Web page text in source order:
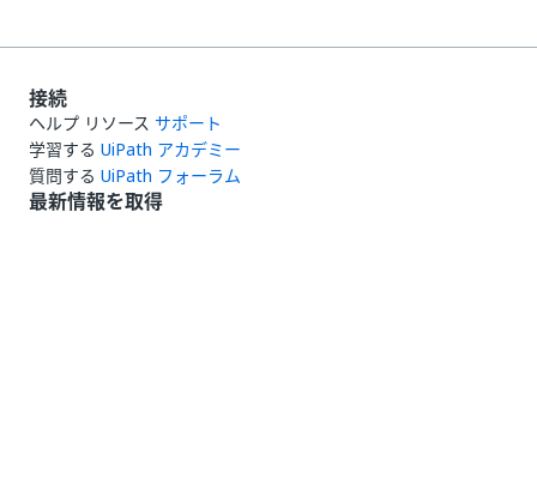
接続
ヘルプ リソース サポート
学習する UiPath アカデミー
質問する UiPath フォーラム
最新情報を取得